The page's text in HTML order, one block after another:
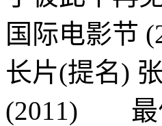
国际电影节
长片(提名)
(2011) 最